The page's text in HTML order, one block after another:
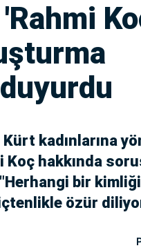
duyurdu
Kürt kadınlarına
Koç hakkında
"Herhangi bir
özür